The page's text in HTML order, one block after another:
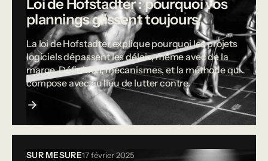
Loi de Hofstadter : pourquoi vos
plannings glissent toujours
La loi de Hofstadter explique pourquoi les projets
logiciels dépassent les délais, même avec de la
marge. Définition, mécanismes, et la méthode qui
compose avec au lieu de lutter contre.
SUR MESURE17 février 2025